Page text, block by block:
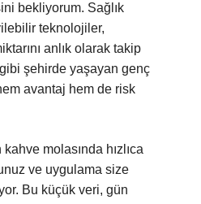
bekliyorum. Sağlık
teknolojiler,
anlık olarak takip
şehirde yaşayan genç
avantaj hem de risk
molasında hızlıca
ve uygulama size
Bu küçük veri, gün